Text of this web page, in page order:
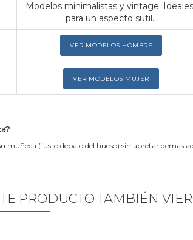
Modelos minimalistas y vintage. Ideales
para un aspecto sutil.
VER MODELOS HOMBRE
VER MODELOS MUJER
muñeca (justo debajo del hueso) sin apretar
PRODUCTO TAMBIÉN